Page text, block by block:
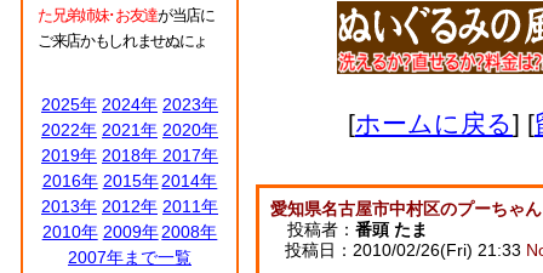
た兄弟姉妹･お友達が当店に
ご来店かもしれませぬにょ
2025年 2024年 2023年
2022年 2021年 2020年
2019年 2018年 2017年
2016年 2015年 2014年
2013年 2012年 2011年
2010年 2009年 2008年
2007年まで一覧
[ホームに戻る] [
愛知県名古屋市中村区のプーちゃん
投稿者： 番頭 たま
投稿日：2010/02/26(Fri) 21:33